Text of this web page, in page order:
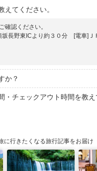
えてください。
確認ください。
坂長野東ICより約３０分 [電車]Ｊ
か？
・チェックアウト時間を教え
に行きたくなる旅行記事をお届け